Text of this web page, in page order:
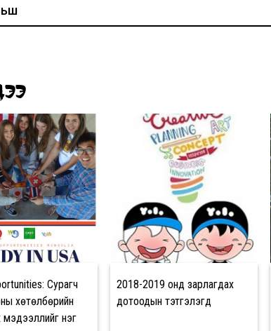
Сурагч
хөтөлбөрийн
мэдээллийг нэг
2018-2019 онд зарлагдах
дотоодын тэтгэлэгүүд